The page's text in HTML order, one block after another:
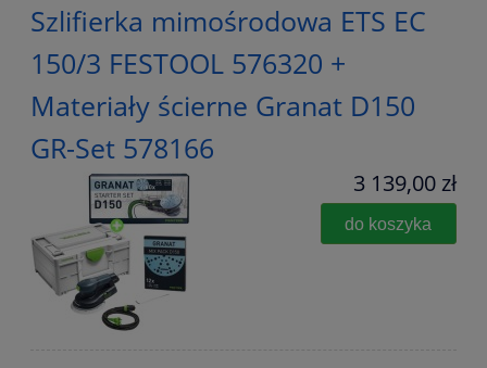
Szlifierka mimośrodowa ETS EC
150/3 FESTOOL 576320 +
Materiały ścierne Granat D150
GR-Set 578166
3 139,00 zł
do koszyka